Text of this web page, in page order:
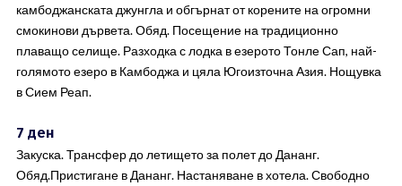
камбоджанската джунгла и обгърнат от корените на огромни
смокинови дървета. Обяд. Посещение на традиционно
плаващо селище. Разходка с лодка в езерото Тонле Сап, най-
голямото езеро в Камбоджа и цяла Югоизточна Азия. Нощувка
в Сием Реап.
7 ден
Закуска. Трансфер до летището за полет до Дананг.
Обяд.Пристигане в Дананг. Настаняване в хотела. Свободно